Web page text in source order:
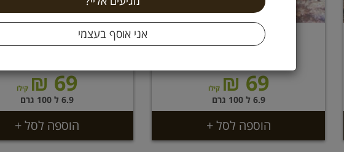
לימון פרסי כהה על המשקל
69 ₪ קילו
6.9 ל 100 גרם
הוספה לסל +
מקלות קינמון על המשקל
69 ₪ קילו
6.9 ל 100 גרם
הוספה לסל +